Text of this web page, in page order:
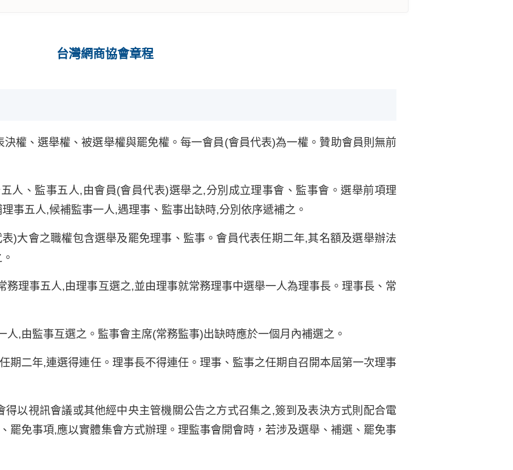
台灣網商協會章程
決權、選舉權、被選舉權與罷免權。每一會員(會員代表)為一權。贊助會員則無前
人、監事五人,由會員(會員代表)選舉之,分別成立理事會、監事會。選舉前項理
事五人,候補監事一人,遇理事、監事出缺時,分別依序遞補之。
)大會之職權包含選舉及罷免理事、監事。會員代表任期二年,其名額及選舉辦法
務理事五人,由理事互選之,並由理事就常務理事中選舉一人為理事長。理事長、常
人,由監事互選之。監事會主席(常務監事)出缺時應於一個月內補選之。
期二年,連選得連任。理事長不得連任。理事、監事之任期自召開本屆第一次理事
得以視訊會議或其他經中央主管機關公告之方式召集之,簽到及表決方式則配合電
罷免事項,應以實體集會方式辦理。理監事會開會時，若涉及選舉、補選、罷免事